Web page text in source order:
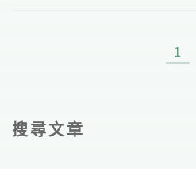
1
搜尋文章